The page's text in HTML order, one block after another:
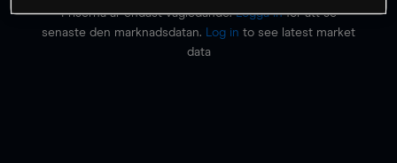
Priserna är endast vägledande.Logga inför att se
senaste den marknadsdatan.
Log in to see latest market
data